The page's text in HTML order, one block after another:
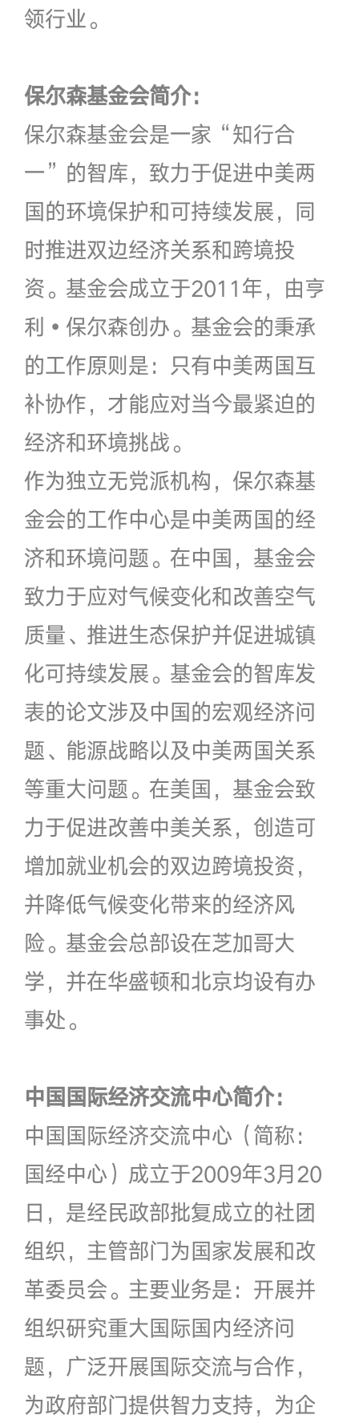
领行业。
保尔森基金会简介：
保尔森基金会是一家“知行合
一”的智库，致力于促进中美两
国的环境保护和可持续发展，同
时推进双边经济关系和跨境投
资。基金会成立于2011年，由亨
利•保尔森创办。基金会的秉承
的工作原则是：只有中美两国互
补协作，才能应对当今最紧迫的
经济和环境挑战。
作为独立无党派机构，保尔森基
金会的工作中心是中美两国的经
济和环境问题。在中国，基金会
致力于应对气候变化和改善空气
质量、推进生态保护并促进城镇
化可持续发展。基金会的智库发
表的论文涉及中国的宏观经济问
题、能源战略以及中美两国关系
等重大问题。在美国，基金会致
力于促进改善中美关系，创造可
增加就业机会的双边跨境投资，
并降低气候变化带来的经济风
险。基金会总部设在芝加哥大
学，并在华盛顿和北京均设有办
事处。
中国国际经济交流中心简介：
中国国际经济交流中心（简称：
国经中心）成立于2009年3月20
日，是经民政部批复成立的社团
组织，主管部门为国家发展和改
革委员会。主要业务是：开展并
组织研究重大国际国内经济问
题，广泛开展国际交流与合作，
为政府部门提供智力支持，为企